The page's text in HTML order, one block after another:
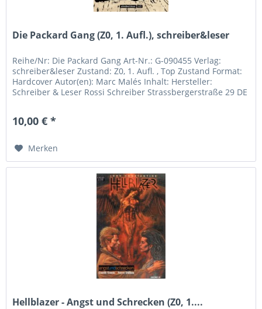
Die Packard Gang (Z0, 1. Aufl.), schreiber&leser
Reihe/Nr: Die Packard Gang Art-Nr.: G-090455 Verlag:
schreiber&leser Zustand: Z0, 1. Aufl. , Top Zustand Format:
Hardcover Autor(en): Marc Malés Inhalt: Hersteller:
Schreiber & Leser Rossi Schreiber Strassbergerstraße 29 DE
10,00 € *
Merken
Hellblazer - Angst und Schrecken (Z0, 1....